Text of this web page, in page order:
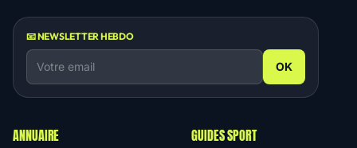
📧 NEWSLETTER HEBDO
OK
ANNUAIRE GUIDES SPORT